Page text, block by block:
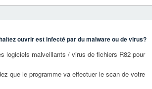
ouvrir est infecté par du malware ou de virus?
logiciels malveillants / virus de fichiers R82 pour
que le programme va effectuer le scan de votre